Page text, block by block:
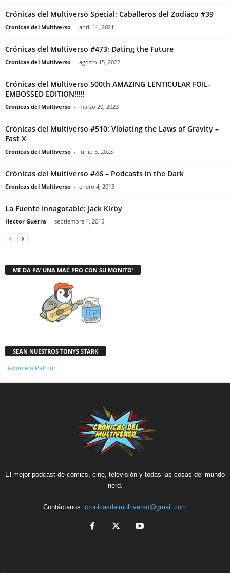
Crónicas del Multiverso Special: Caballeros del Zodiaco #39
Cronicas del Multiverso - abril 14, 2021
Crónicas del Multiverso #473: Dating the Future
Cronicas del Multiverso - agosto 15, 2022
Crónicas del Multiverso 500th AMAZING LENTICULAR FOIL-
EMBOSSED EDITION!!!!!
Cronicas del Multiverso - marzo 20, 2023
Crónicas del Multiverso #510: Violating the Laws of Gravity –
Fast X
Cronicas del Multiverso - junio 5, 2023
Crónicas del Multiverso #46 – Podcasts in the Dark
Cronicas del Multiverso - enero 4, 2013
La Fuente Innagotable: Jack Kirby
Hector Guerra - septiembre 4, 2015
ME DA PA’ UNA MAC PRO CON SU MONITO’
SEAN NUESTROS TONYS STARK
Become a Patron!
El mejor podcast de cómics, cine, televisión y todas las cosas del mundo
nerd.
Contáctanos: cronicasdelmultiverso@gmail.com